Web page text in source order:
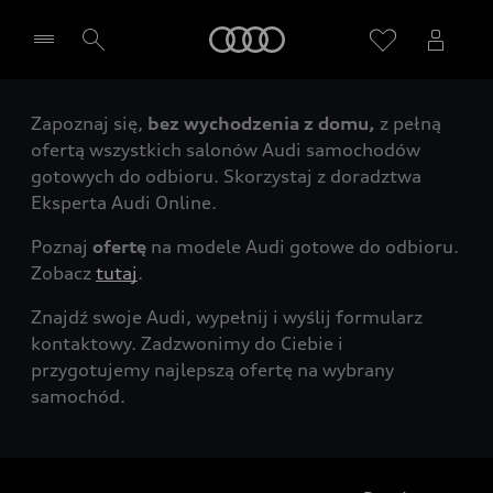
Wybierz Twojego Partnera Audi
Zapoznaj się, bez wychodzenia z domu, z pełną
ofertą wszystkich salonów Audi samochodów
gotowych do odbioru. Skorzystaj z doradztwa
Eksperta Audi Online.
Poznaj ofertę na modele Audi gotowe do odbioru.
Zobacz tutaj.
Znajdź swoje Audi, wypełnij i wyślij formularz
kontaktowy. Zadzwonimy do Ciebie i
przygotujemy najlepszą ofertę na wybrany
samochód.